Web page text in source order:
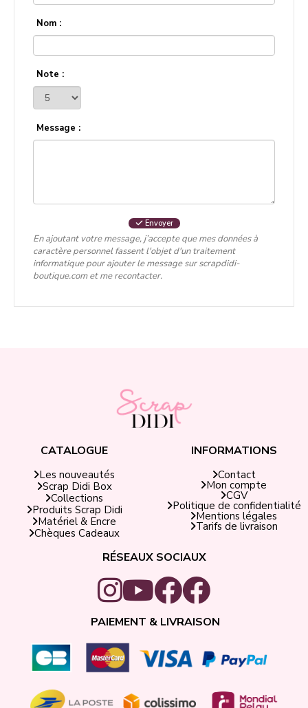
Nom :
Note :
Message :
Envoyer
En ajoutant votre message, j’accepte que mes données à
caractère personnel fassent l'objet d'un traitement
informatique pour ajouter le message sur scrapdidi-
boutique.com et me recontacter.
CATALOGUE
Les nouveautés
Scrap Didi Box
Collections
Produits Scrap Didi
Matériel & Encre
Chèques Cadeaux
INFORMATIONS
Contact
Mon compte
CGV
Politique de confidentialité
Mentions légales
Tarifs de livraison
RÉSEAUX SOCIAUX
PAIEMENT & LIVRAISON